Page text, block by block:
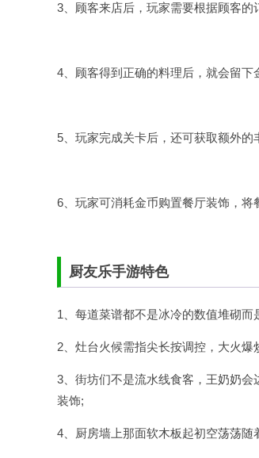
3、顾客来店后，玩家需要根据顾客
4、顾客得到正确的料理后，就会留下
5、玩家完成关卡后，还可获取额外的
6、玩家可消耗金币购置餐厅装饰，将
厨友乐手游特色
1、每道菜谱都不是冰冷的数值堆砌
2、灶台火候需指尖长按调控，大火
3、街坊们不是流水线食客，王奶奶
装饰;
4、厨房墙上那面软木板起初空荡荡